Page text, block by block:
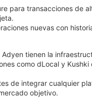
para transacciones de
nuevas con
tienen la
como dLocal y
de integrar cualquier
objetivo.